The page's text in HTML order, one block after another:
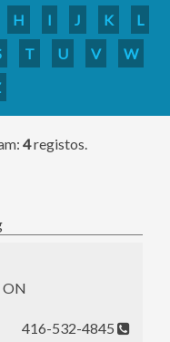
H I J K
L
T U V
W
4registos.
ON
416-532-4845